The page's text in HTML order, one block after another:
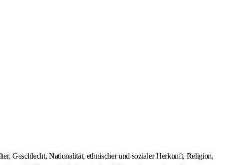
Geschlecht, Nationalität, ethnischer und sozialer Herkunft, Religion,